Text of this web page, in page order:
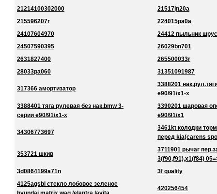
21214100302000
21517jn20a
215596207r
224015pa0a
24107604970
24412 пыльник
24507590395
26029bn701
2631827400
265500033r
28033pa060
31351091987
317366 амортизатор
3388201
e90/91/x1-x
3388401 тяга рулевая без нак.bmw 3-
серии e90/91/x1-x
3390201 шаровая
e90/91/x1
34306773697
3461kt колодки
перед kia(carens
353721 шкив
3711901 рычаг
3(f90,f91),x1(f84)
3d0864199a71n
3f quality
4125agsbl стекло лобовое зеленое
420256454